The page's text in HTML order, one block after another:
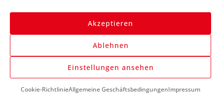
Akzeptieren
Ablehnen
Einstellungen ansehen
Cookie-RichtlinieAllgemeine GeschäftsbedingungenImpressum
Anmelden